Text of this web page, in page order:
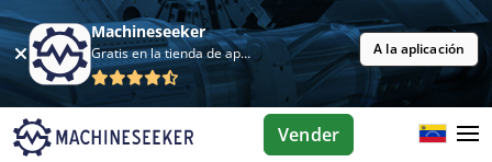
Machineseeker
Gratis en la tienda de aplicaciones A la aplicación
Vender